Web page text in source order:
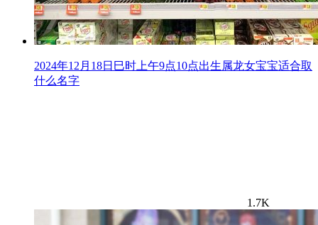
2024年12月18日巳时上午9点10点出生属龙女宝宝适合取
什么名字
1.7K